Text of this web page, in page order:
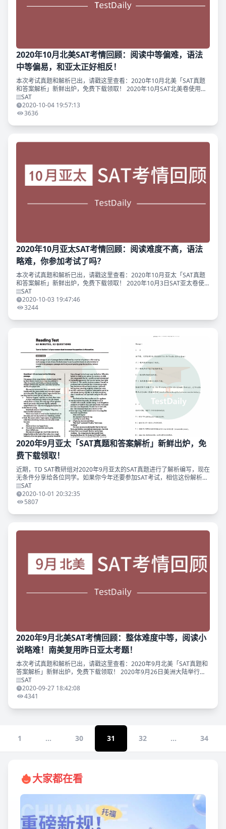
2020年10月北美SAT考情回顾：阅读中等偏难，语法
中等偏易，和亚太正好相反！
本次考试真题和解析已出，请戳这里查看：2020年10月北美「SAT真题
和答案解析」新鲜出炉，免费下载领取！ 2020年10月SAT北美卷使用了
2019年6月多套卷中的一套，代码是NAPD304，与最近几次考试的卷
SAT
2020-10-04 19:57:13
3636
2020年10月亚太SAT考情回顾：阅读难度不高，语法
略难，你参加考试了吗？
本次考试真题和解析已出，请戳这里查看：2020年10月亚太「SAT真题
和答案解析」新鲜出炉，免费下载领取！ 2020年10月3日SAT亚太卷使
用了今年8月北美考场多套小众卷中的一套，之前没有流传，可视为新
卷。根据
SAT
2020-10-03 19:47:46
3244
2020年9月亚太「SAT真题和答案解析」新鲜出炉，免
费下载领取！
近期，TD SAT教研组对2020年9月亚太的SAT真题进行了解析编写，现在
无条件分享给各位同学。如果你今年还要参加SAT考试，相信这份解析会
对你非常有价值。 同时我们准备好了2020年9月亚太SAT精校版的真题
SAT
2020-10-01 20:32:35
5807
2020年9月北美SAT考情回顾：整体难度中等，阅读小
说略难！南美复用昨日亚太考题！
本次考试真题和解析已出，请戳这里查看：2020年9月北美「SAT真题和
答案解析」新鲜出炉，免费下载领取！ 2020年9月26日美洲大陆举行的
SAT考试共使用了两套卷子，其中南美（以巴西为代表）使用的是刚刚结
束的9
SAT
2020-09-27 18:42:08
4341
1 ... 30 31 32 ... 34
大家都在看